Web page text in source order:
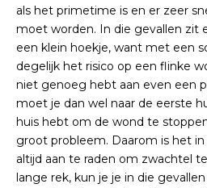
als het primetime is en er zeer
moet worden. In die gevallen zit
een klein hoekje, want met een
degelijk het risico op een flinke
niet genoeg hebt aan even een
moet je dan wel naar de eerste
huis hebt om de wond te
groot probleem. Daarom is het
altijd aan te raden om zwachtel
lange rek, kun je je in die